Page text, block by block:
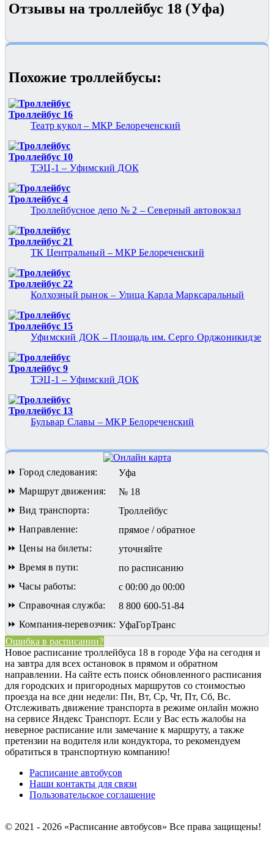
Отзывы на троллейбус 18 (Уфа)
Похожие троллейбусы:
Троллейбус 16
Театр кукол – МКР Белореченский
Троллейбус 10
ТЭЦ-1 – Уфимский ДОК
Троллейбус 4
Троллейбусное депо № 2 – Северный автовокзал
Троллейбус 21
ТК Центральный – МКР Белореченский
Троллейбус 22
Колхозный рынок – Улица Карла Марксаральный
Троллейбус 15
Уфимский ДОК – Площадь им. Серго Орджоникидзе
Троллейбус 9
ТЭЦ-1 – Уфимский ДОК
Троллейбус 13
Бульвар Славы – МКР Белореченский
⏩ Город следования:
Уфа
⏩ Маршрут движения:
№ 18
⏩ Вид транспорта:
Троллейбус
⏩ Направление:
прямое / обратное
⏩ Цены на билеты:
уточняйте
⏩ Время в пути:
по расписанию
⏩ Часы работы:
с 00:00 до 00:00
⏩ Справочная служба:
8 800 600-51-84
⏩ Компания-перевозчик: УфаГорТранс
Ошибка в расписании?
Новое расписание троллейбуса 18 в городе Уфа на сегодня и
на завтра для всех остановок в прямом и обратном
направлении. На сайте есть поиск обновленного расписания
для городских и пригородных маршрутов со стоимостью
проезда на все дни недели: Пн, Вт, Ср, Чт, Пт, Сб, Вс.
Отслеживать движение транспорта в режиме онлайн можно
на сервисе Яндекс Транспорт. Если у Вас есть жалобы на
неверное расписание или замечание к маршруту, а также
претензии на водителя или кондуктора, то рекомендуем
обратиться в транспортную компанию!
Расписание автобусов
Наши контакты для связи
Пользовательское соглашение
© 2021 - 2026 «Расписание автобусов» Все права защищены!